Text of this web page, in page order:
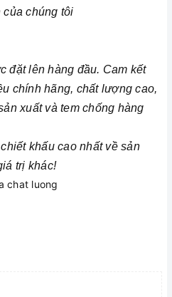
của chúng tôi
đặt lên hàng đầu. Cam kết
chính hãng, chất lượng cao,
xuất và tem chống hàng
khấu cao nhất về sản
trị khác!